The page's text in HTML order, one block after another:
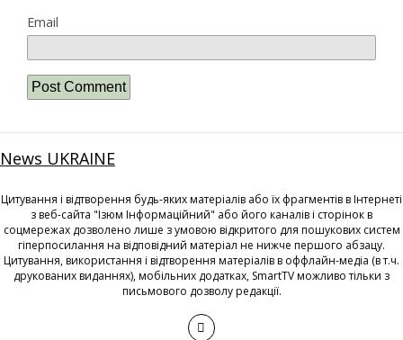
Email
News UKRAINE
Цитування і відтворення будь-яких матеріалів або їх фрагментів в Інтернеті
з веб-сайта "Ізюм Інформаційний" або його каналів і сторінок в
соцмережах дозволено лише з умовою відкритого для пошукових систем
гіперпосилання на відповідний матеріал не нижче першого абзацу.
Цитування, використання і відтворення матеріалів в оффлайн-медіа (в т.ч.
друкованих виданнях), мобільних додатках, SmartTV можливо тільки з
письмового дозволу редакції.